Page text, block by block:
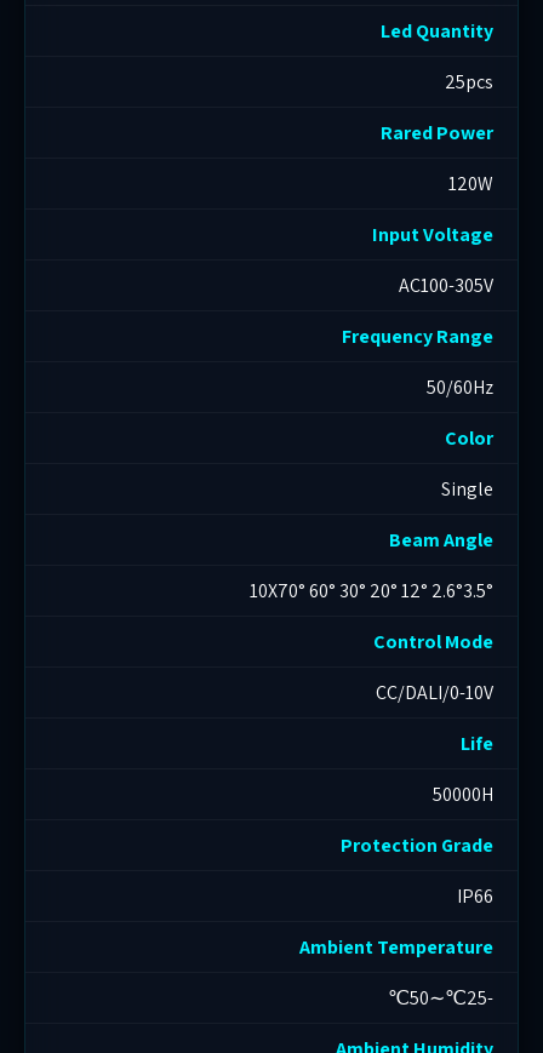
Led Quantity
25pcs
Rared Power
120W
Input Voltage
AC100-305V
Frequency Range
50/60Hz
Color
Single
Beam Angle
2.6°3.5° 12° 20° 30° 60° 10X70°
Control Mode
CC/DALI/0-10V
Life
50000H
Protection Grade
IP66
Ambient Temperature
-25℃∽50℃